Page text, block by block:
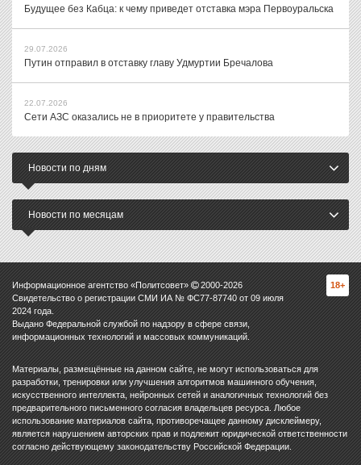
Будущее без Кабца: к чему приведет отставка мэра Первоуральска
29.07.2026
Путин отправил в отставку главу Удмуртии Бречалова
22.07.2026
Сети АЗС оказались не в приоритете у правительства
Новости по дням
Новости по месяцам
Информационное агентство «Политсовет» 2000-2026
Свидетельство о регистрации СМИ ИА № ФС77-87740 от 09 июля
2024 года.
Выдано Федеральной службой по надзору в сфере связи,
информационных технологий и массовых коммуникаций.
18+
Материалы, размещённые на данном сайте, не могут использоваться для
разработки, тренировки или улучшения алгоритмов машинного обучения,
искусственного интеллекта, нейронных сетей и аналогичных технологий без
предварительного письменного согласия владельцев ресурса. Любое
использование материалов сайта, противоречащее данному дисклеймеру,
является нарушением авторских прав и подлежит юридической ответственности
согласно действующему законодательству Российской Федерации.